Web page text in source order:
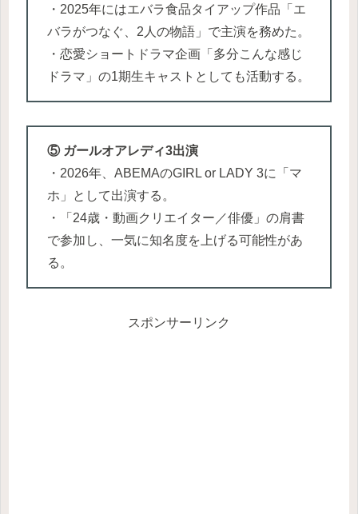
・2025年にはエバラ食品タイアップ作品「エ
バラがつなぐ、2人の物語」で主演を務めた。
・恋愛ショートドラマ企画「多分こんな感じ
ドラマ」の1期生キャストとしても活動する。
⑤ ガールオアレディ3出演
・2026年、ABEMAのGIRL or LADY 3に「マ
ホ」として出演する。
・「24歳・動画クリエイター／俳優」の肩書
で参加し、一気に知名度を上げる可能性があ
る。
スポンサーリンク